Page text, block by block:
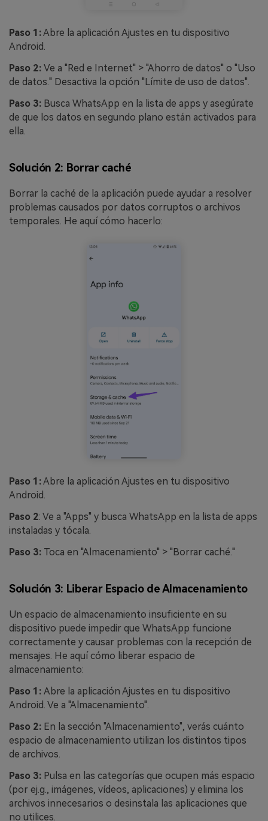
Paso 1:Abre la aplicación Ajustes en tu dispositivo
Android.
Paso 2: Ve a "Red e Internet" > "Ahorro de datos" o "Uso
de datos." Desactiva la opción "Límite de uso de datos".
Paso 3: Busca WhatsApp en la lista de apps y asegúrate
de que los datos en segundo plano están activados para
ella.
Solución 2: Borrar caché
Borrar la caché de la aplicación puede ayudar a resolver
problemas causados por datos corruptos o archivos
temporales. He aquí cómo hacerlo:
Paso 1:Abre la aplicación Ajustes en tu dispositivo
Android.
Paso 2: Ve a "Apps" y busca WhatsApp en la lista de apps
instaladas y tócala.
Paso 3: Toca en "Almacenamiento" > "Borrar caché."
Solución 3: Liberar Espacio de Almacenamiento
Un espacio de almacenamiento insuficiente en su
dispositivo puede impedir que WhatsApp funcione
correctamente y causar problemas con la recepción de
mensajes. He aquí cómo liberar espacio de
almacenamiento:
Paso 1: Abre la aplicación Ajustes en tu dispositivo
Android. Ve a "Almacenamiento".
Paso 2: En la sección "Almacenamiento", verás cuánto
espacio de almacenamiento utilizan los distintos tipos
de archivos.
Paso 3: Pulsa en las categorías que ocupen más espacio
(por ej.g., imágenes, vídeos, aplicaciones) y elimina los
archivos innecesarios o desinstala las aplicaciones que
no utilices.